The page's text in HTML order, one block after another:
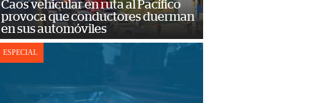
Caos vehicular en ruta al Pacífico
provoca que conductores duerman
en sus automóviles
ESPECIAL